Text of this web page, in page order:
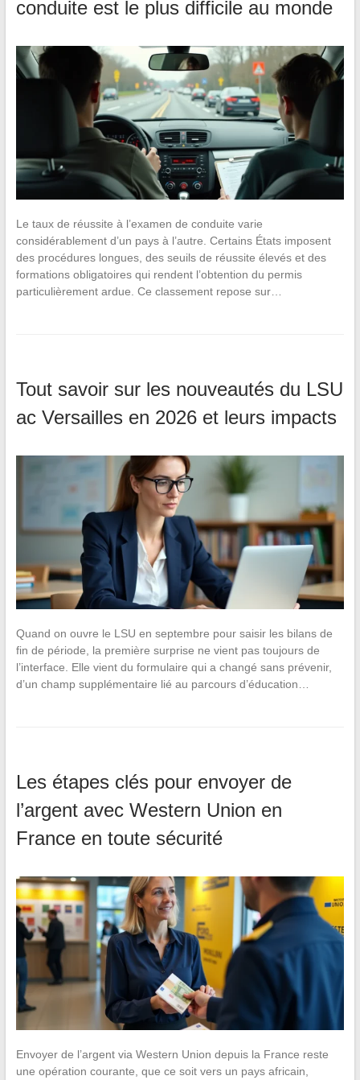
conduite est le plus difficile au monde
Le taux de réussite à l’examen de conduite varie
considérablement d’un pays à l’autre. Certains États imposent
des procédures longues, des seuils de réussite élevés et des
formations obligatoires qui rendent l’obtention du permis
particulièrement ardue. Ce classement repose sur…
Tout savoir sur les nouveautés du LSU
ac Versailles en 2026 et leurs impacts
Quand on ouvre le LSU en septembre pour saisir les bilans de
fin de période, la première surprise ne vient pas toujours de
l’interface. Elle vient du formulaire qui a changé sans prévenir,
d’un champ supplémentaire lié au parcours d’éducation…
Les étapes clés pour envoyer de
l’argent avec Western Union en
France en toute sécurité
Envoyer de l’argent via Western Union depuis la France reste
une opération courante, que ce soit vers un pays africain,